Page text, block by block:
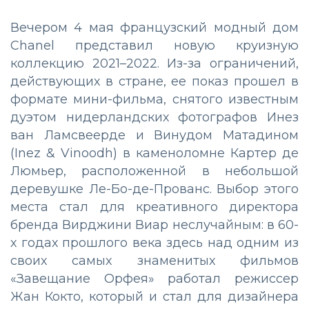
Вечером 4 мая французский модный дом
Chanel представил новую круизную
коллекцию 2021–2022. Из-за ограничений,
действующих в стране, ее показ прошел в
формате мини-фильма, снятого известным
дуэтом нидерландских фотографов Инез
ван Ламсвеерде и Винудом Матадином
(Inez & Vinoodh) в каменоломне Картер де
Люмьер, расположенной в небольшой
деревушке Ле-Бо-де-Прованс. Выбор этого
места стал для креативного директора
бренда Вирджини Виар неслучайным: в 60-
х годах прошлого века здесь над одним из
своих самых знаменитых фильмов
«Завещание Орфея» работал режиссер
Жан Кокто, который и стал для дизайнера